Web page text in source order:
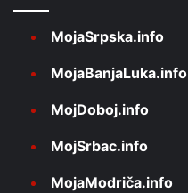
MojaSrpska.info
MojaBanjaLuka.info
MojDoboj.info
MojSrbac.info
MojaModriča.info